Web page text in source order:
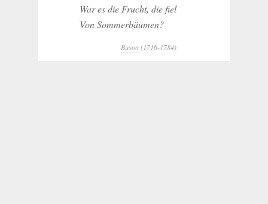
War es die Frucht, die fiel
Von Sommerbäumen?
Buson(1716-1784)